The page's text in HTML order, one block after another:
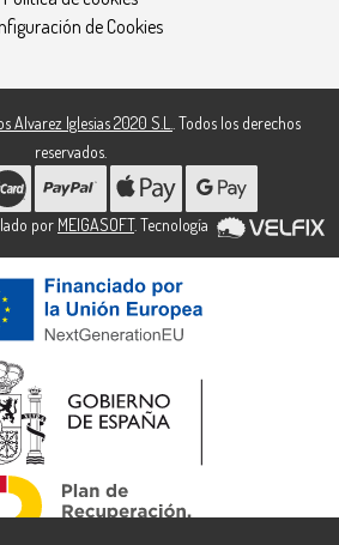
de Cookies
Alvarez Iglesias 2020 S.L.. Todos los derechos
reservados.
por MEIGASOFT. Tecnología